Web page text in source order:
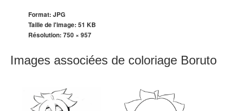
Format: JPG
Taille de l'image: 51 KB
Résolution: 750 × 957
Images associées de coloriage Boruto